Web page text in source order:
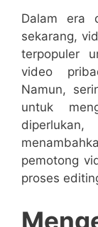
Dalam era
sekarang,
terpopuler
video
Namun,
untuk
pemotong
proses